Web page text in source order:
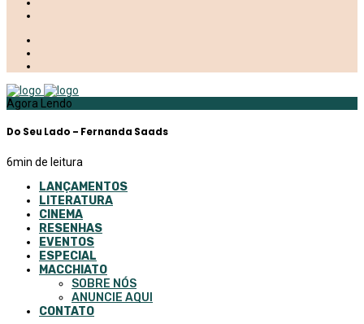
Agora Lendo
Do Seu Lado – Fernanda Saads
6min de leitura
LANÇAMENTOS
LITERATURA
CINEMA
RESENHAS
EVENTOS
ESPECIAL
MACCHIATO
SOBRE NÓS
ANUNCIE AQUI
CONTATO